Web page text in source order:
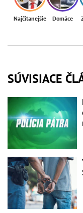
Najčítanejšie Domáce
SÚVISIACE